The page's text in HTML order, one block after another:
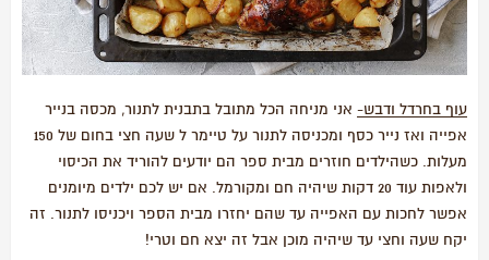
עוף בחרדל ודבש- אני מניחה הכל מתובל בתבנית לתנור, מכסה בנייר
אפייה ואז נייר כסף ומכניסה לתנור על טיימר ל שעה חצי בחום של 150
מעלות. כשהילדים חוזרים מבית ספר הם יודעים להוריד את הכיסוי
ולאפות עוד 20 דקות שיהיה חם ומקורמל. אם יש לכם ילדים מיומנים
אפשר לחכות עם האפייה עד שהם יחזרו מבית הספר ויכניסו לתנור. זה
יקח שעה וחצי עד שיהיה מוכן אבל זה יצא חם וטרי!